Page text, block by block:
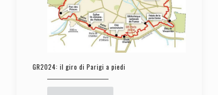
GR2024: il giro di Parigi a piedi